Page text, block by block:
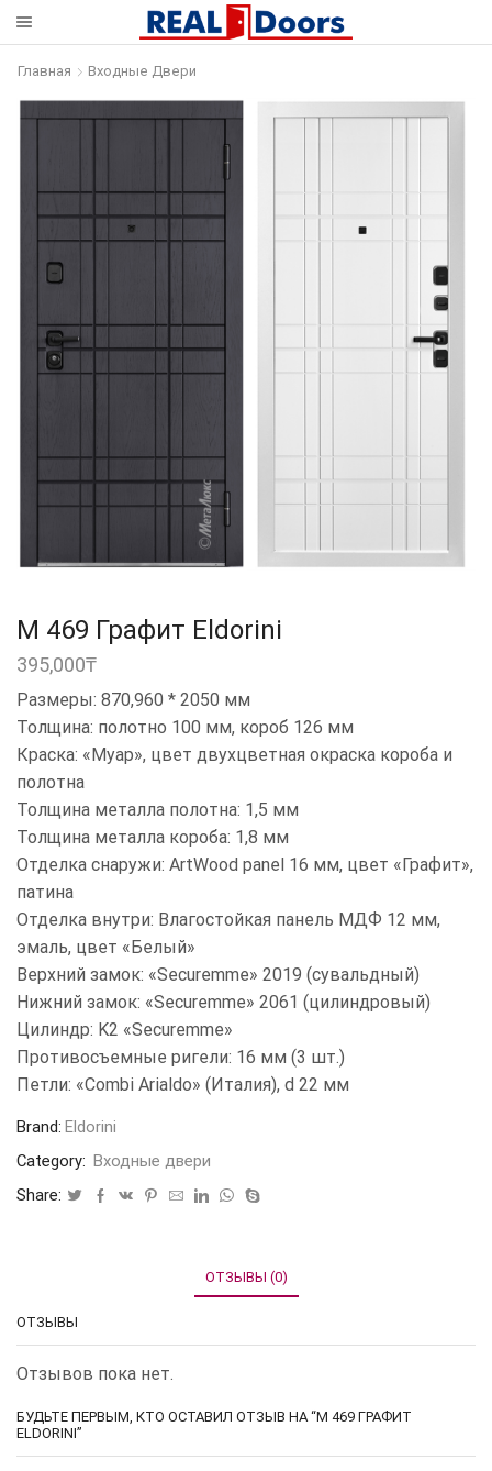
Главная Входные Двери
M 469 Графит Eldorini
395,000₸
Размеры: 870,960 * 2050 мм
Толщина: полотно 100 мм, короб 126 мм
Краска: «Муар», цвет двухцветная окраска короба и
полотна
Толщина металла полотна: 1,5 мм
Толщина металла короба: 1,8 мм
Отделка снаружи: ArtWood panel 16 мм, цвет «Графит»,
патина
Отделка внутри: Влагостойкая панель МДФ 12 мм,
эмаль, цвет «Белый»
Верхний замок: «Securemme» 2019 (сувальдный)
Нижний замок: «Securemme» 2061 (цилиндровый)
Цилиндр: K2 «Securemme»
Противосъемные ригели: 16 мм (3 шт.)
Петли: «Combi Arialdo» (Италия), d 22 мм
Brand: Eldorini
Category: Входные двери
Share:
ОТЗЫВЫ (0)
ОТЗЫВЫ
Отзывов пока нет.
БУДЬТЕ ПЕРВЫМ, КТО ОСТАВИЛ ОТЗЫВ НА “M 469 ГРАФИТ
ELDORINI”